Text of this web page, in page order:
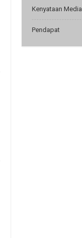
Kenyataan Media
Pendapat